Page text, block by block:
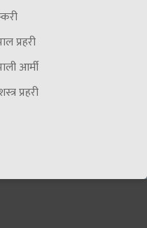
प्रहरी
आर्मी
प्रहरी